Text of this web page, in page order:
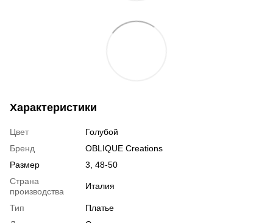
Характеристики
Цвет
Голубой
Бренд
OBLIQUE Creations
Размер
3, 48-50
Страна
производства
Италия
Тип
Платье